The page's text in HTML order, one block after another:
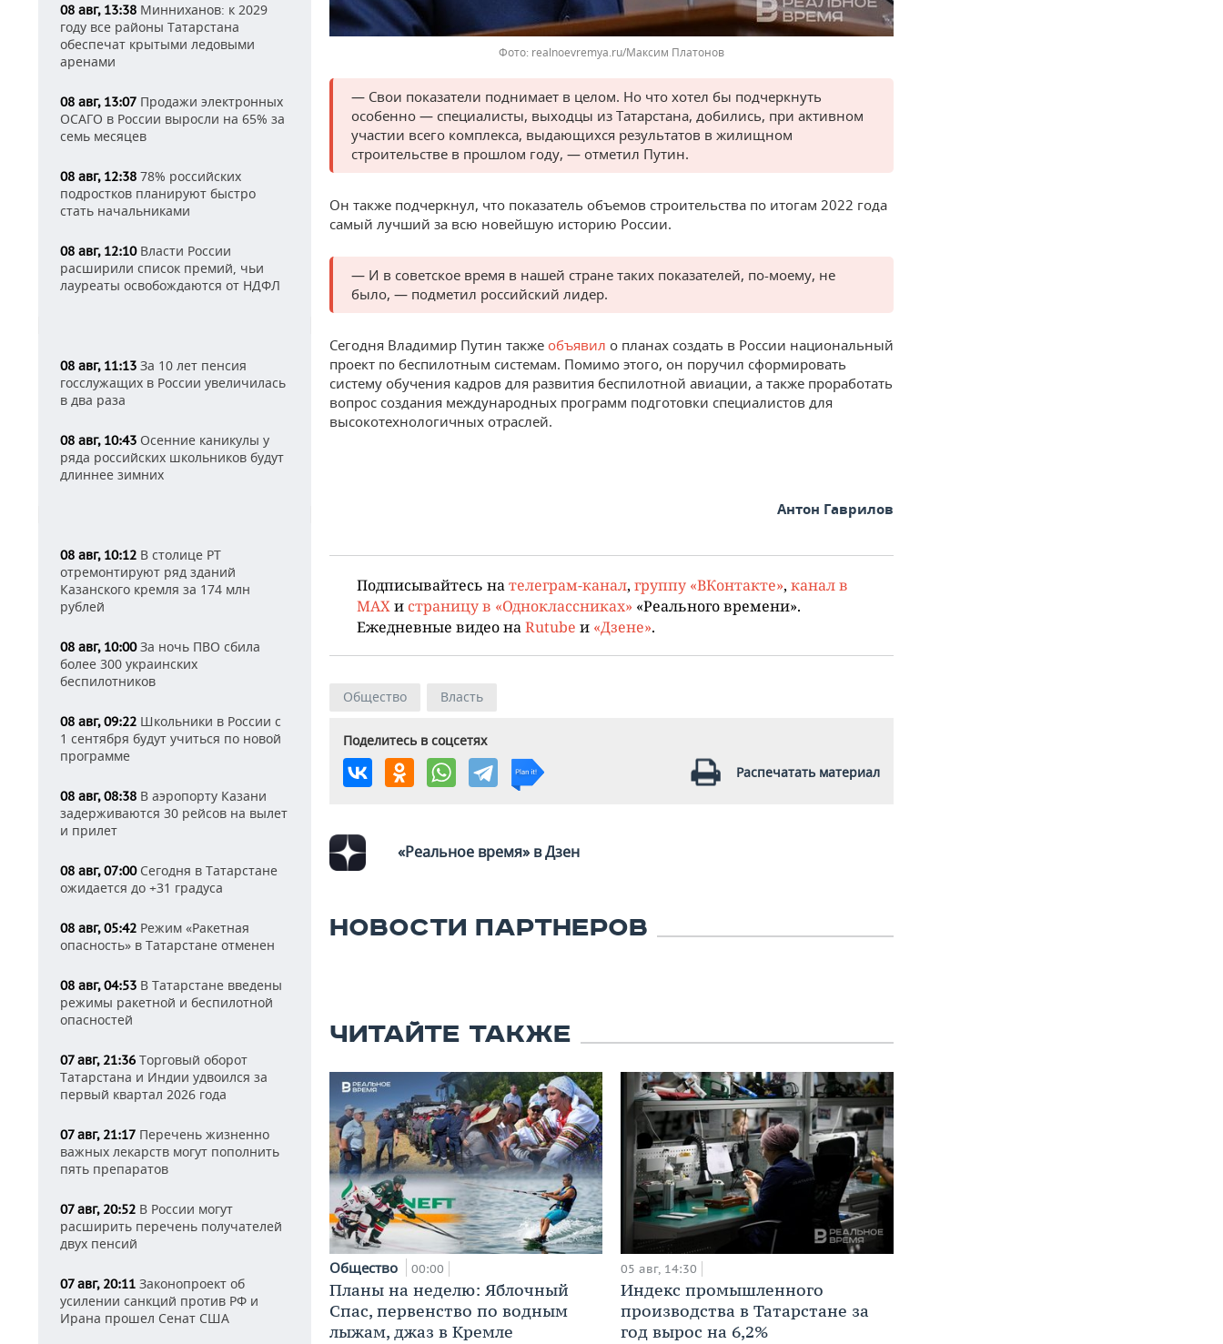
08 авг, 13:38 Минниханов: к 2029
году все районы Татарстана
обеспечат крытыми ледовыми
аренами
08 авг, 13:07 Продажи электронных
ОСАГО в России выросли на 65% за
семь месяцев
08 авг, 12:38 78% российских
подростков планируют быстро
стать начальниками
08 авг, 12:10Власти России
расширили список премий, чьи
лауреаты освобождаются от НДФЛ
08 авг, 11:13 За 10 лет пенсия
госслужащих в России увеличилась
в два раза
08 авг, 10:43 Осенние каникулы у
ряда российских школьников будут
длиннее зимних
08 авг, 10:12 В столице РТ
отремонтируют ряд зданий
Казанского кремля за 174 млн
рублей
08 авг, 10:00За ночь ПВО сбила
более 300 украинских
беспилотников
08 авг, 09:22 Школьники в России с
1 сентября будут учиться по новой
программе
08 авг, 08:38 В аэропорту Казани
задерживаются 30 рейсов на вылет
и прилет
08 авг, 07:00Сегодня в Татарстане
ожидается до +31 градуса
08 авг, 05:42 Режим «Ракетная
опасность» в Татарстане отменен
08 авг, 04:53 В Татарстане введены
режимы ракетной и беспилотной
опасностей
07 авг, 21:36 Торговый оборот
Татарстана и Индии удвоился за
первый квартал 2026 года
07 авг, 21:17 Перечень жизненно
важных лекарств могут пополнить
пять препаратов
07 авг, 20:52 В России могут
расширить перечень получателей
двух пенсий
07 авг, 20:11 Законопроект об
усилении санкций против РФ и
Ирана прошел Сенат США
Фото: realnoevremya.ru/Максим Платонов
— Свои показатели поднимает в целом. Но что хотел бы подчеркнуть
особенно — специалисты, выходцы из Татарстана, добились, при активном
участии всего комплекса, выдающихся результатов в жилищном
строительстве в прошлом году, — отметил Путин.
Он также подчеркнул, что показатель объемов строительства по итогам 2022 года
самый лучший за всю новейшую историю России.
— И в советское время в нашей стране таких показателей, по-моему, не
было, — подметил российский лидер.
Сегодня Владимир Путин также объявил о планах создать в России национальный
проект по беспилотным системам. Помимо этого, он поручил сформировать
систему обучения кадров для развития беспилотной авиации, а также проработать
вопрос создания международных программ подготовки специалистов для
высокотехнологичных отраслей.
Антон Гаврилов
Подписывайтесь на телеграм-канал, группу «ВКонтакте», канал в
MAX и страницу в «Одноклассниках» «Реального времени».
Ежедневные видео на Rutube и «Дзене».
Общество Власть
Поделитесь в соцсетях
Распечатать материал
«Реальное время» в Дзен
НОВОСТИ ПАРТНЕРОВ
ЧИТАЙТЕ ТАКЖЕ
Общество 00:00
Планы на неделю: Яблочный
Спас, первенство по водным
лыжам, джаз в Кремле
05 авг, 14:30
Индекс промышленного
производства в Татарстане за
год вырос на 6,2%